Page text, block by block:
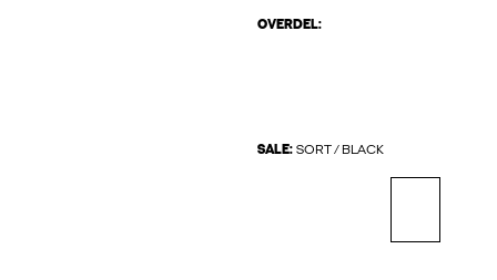
OVERDEL:
SALE: SORT / BLACK